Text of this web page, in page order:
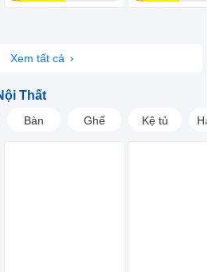
Xem tất cả
Thất
Bàn Ghế Kệ tủ